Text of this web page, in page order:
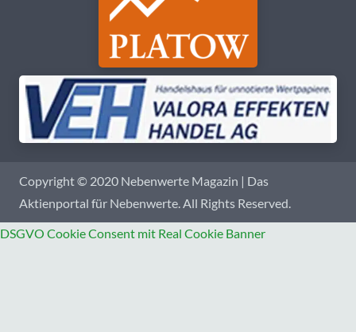
Copyright © 2020 Nebenwerte Magazin | Das
Aktienportal für Nebenwerte. All Rights Reserved.
DSGVO Cookie Consent mit Real Cookie Banner